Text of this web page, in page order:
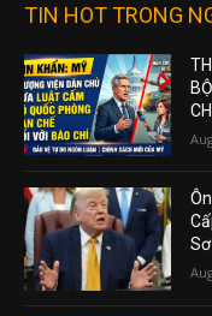
TIN HOT TRONG
CHÍ